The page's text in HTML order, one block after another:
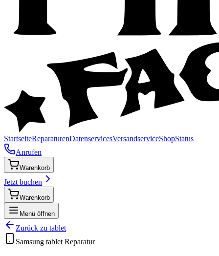
StartseiteReparaturenDatenservicesVersandserviceShopStatus
Anrufen
Warenkorb
Jetzt buchen
Warenkorb
Menü öffnen
Zurück zu tablet
Samsung tablet Reparatur